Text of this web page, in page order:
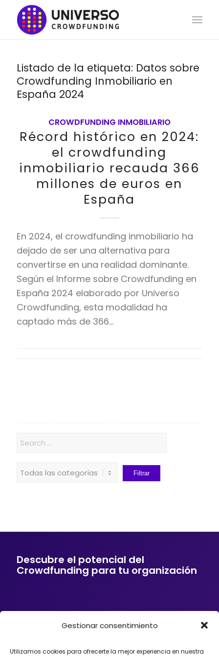
Gestionar consentimiento
Utilizamos cookies para ofrecerte la mejor experiencia en nuestra
Listado de la etiqueta: Datos sobre
Crowdfunding Inmobiliario en
España 2024
CROWDFUNDING INMOBILIARIO
Récord histórico en 2024:
el crowdfunding
inmobiliario recauda 366
millones de euros en
España
En 2024, el crowdfunding inmobiliario ha
dejado de ser una alternativa para
convertirse en una realidad dominante.
Según el Informe sobre Crowdfunding en
España 2024 elaborado por Universo
Crowdfunding, esta modalidad ha
captado más de 366…
Descubre el potencial del
Crowdfunding para tu organización
Si tu empresa o entidad quiere ofrecer a sus
fundraising, podemos ayudarte. Trabajamos con